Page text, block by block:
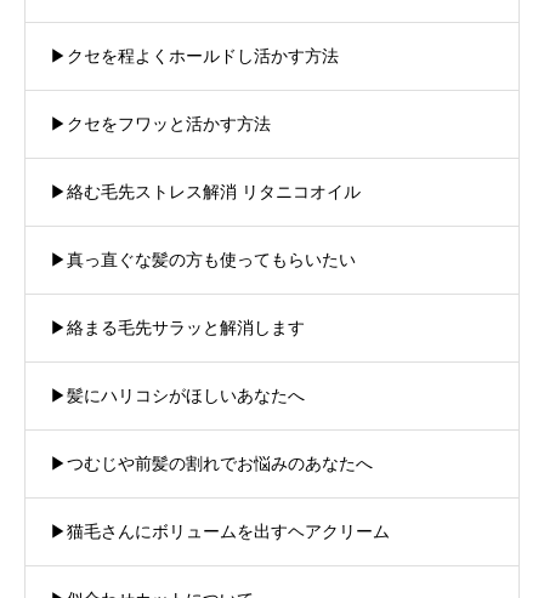
▶︎クセを程よくホールドし活かす方法
▶︎クセをフワッと活かす方法
▶︎絡む毛先ストレス解消 リタニコオイル
▶︎真っ直ぐな髪の方も使ってもらいたい
▶︎絡まる毛先サラッと解消します
▶︎髪にハリコシがほしいあなたへ
▶︎つむじや前髪の割れでお悩みのあなたへ
▶︎猫毛さんにボリュームを出すヘアクリーム